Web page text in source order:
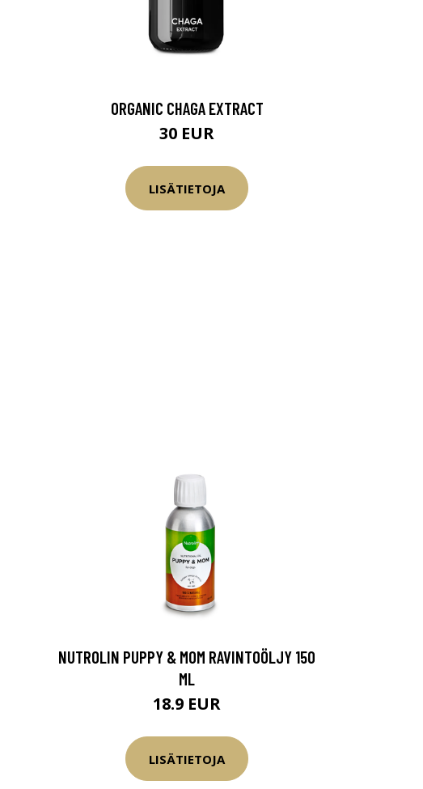
ORGANIC CHAGA EXTRACT
30 EUR
LISÄTIETOJA
NUTROLIN PUPPY & MOM RAVINTOÖLJY 150
ML
18.9 EUR
LISÄTIETOJA